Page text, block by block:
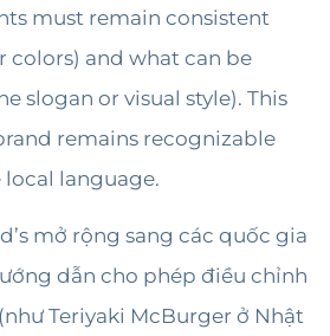
must remain consistent
colors) and what can be
slogan or visual style). This
remains recognizable
language.
mở rộng sang các quốc gia
dẫn cho phép điều chỉnh
Teriyaki McBurger ở Nhật